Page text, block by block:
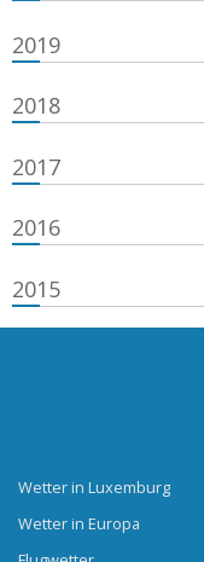
2019
2018
2017
2016
2015
Wetter in Luxemburg
Wetter in Europa